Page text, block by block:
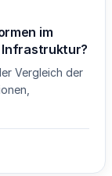
im
Infrastruktur?
Vergleich der